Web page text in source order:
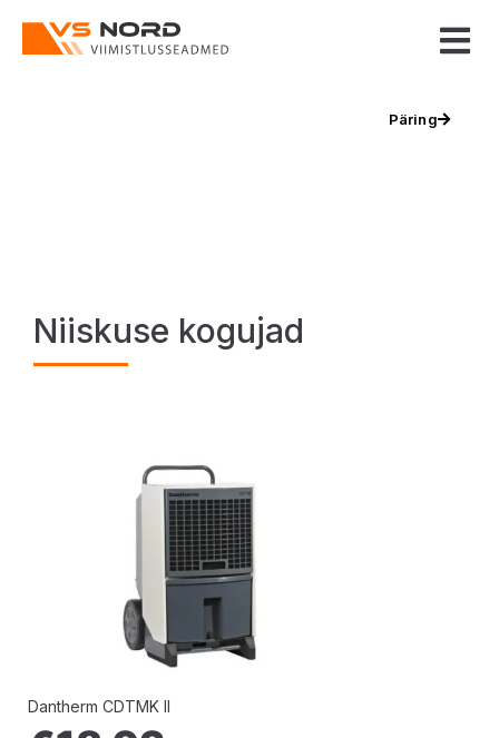
Päring
Niiskuse kogujad
Dantherm CDTMK II